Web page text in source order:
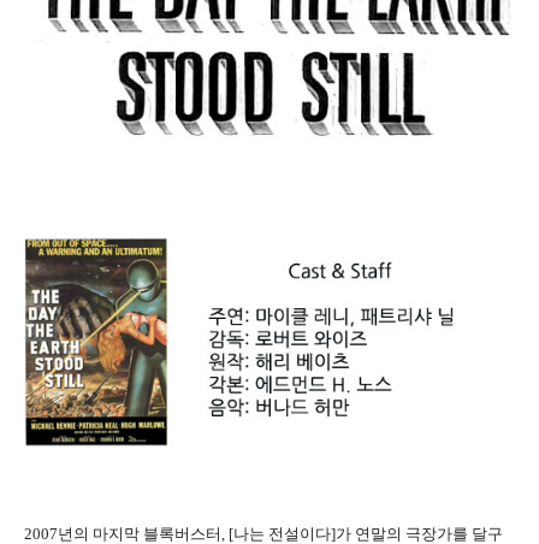
2007년의 마지막 블록버스터, [나는 전설이다]가 연말의 극장가를 달구